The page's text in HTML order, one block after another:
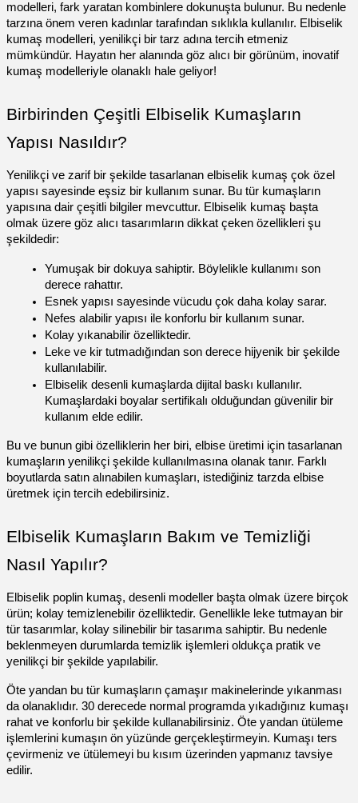
modelleri, fark yaratan kombinlere dokunuşta bulunur. Bu nedenle
tarzına önem veren kadınlar tarafından sıklıkla kullanılır. Elbiselik
kumaş modelleri, yenilikçi bir tarz adına tercih etmeniz
mümkündür. Hayatın her alanında göz alıcı bir görünüm, inovatif
kumaş modelleriyle olanaklı hale geliyor!
Birbirinden Çeşitli Elbiselik Kumaşların
Yapısı Nasıldır?
Yenilikçi ve zarif bir şekilde tasarlanan elbiselik kumaş çok özel
yapısı sayesinde eşsiz bir kullanım sunar. Bu tür kumaşların
yapısına dair çeşitli bilgiler mevcuttur. Elbiselik kumaş başta
olmak üzere göz alıcı tasarımların dikkat çeken özellikleri şu
şekildedir:
Yumuşak bir dokuya sahiptir. Böylelikle kullanımı son
derece rahattır.
Esnek yapısı sayesinde vücudu çok daha kolay sarar.
Nefes alabilir yapısı ile konforlu bir kullanım sunar.
Kolay yıkanabilir özelliktedir.
Leke ve kir tutmadığından son derece hijyenik bir şekilde
kullanılabilir.
Elbiselik desenli kumaşlarda dijital baskı kullanılır.
Kumaşlardaki boyalar sertifikalı olduğundan güvenilir bir
kullanım elde edilir.
Bu ve bunun gibi özelliklerin her biri, elbise üretimi için tasarlanan
kumaşların yenilikçi şekilde kullanılmasına olanak tanır. Farklı
boyutlarda satın alınabilen kumaşları, istediğiniz tarzda elbise
üretmek için tercih edebilirsiniz.
Elbiselik Kumaşların Bakım ve Temizliği
Nasıl Yapılır?
Elbiselik poplin kumaş, desenli modeller başta olmak üzere birçok
ürün; kolay temizlenebilir özelliktedir. Genellikle leke tutmayan bir
tür tasarımlar, kolay silinebilir bir tasarıma sahiptir. Bu nedenle
beklenmeyen durumlarda temizlik işlemleri oldukça pratik ve
yenilikçi bir şekilde yapılabilir.
Öte yandan bu tür kumaşların çamaşır makinelerinde yıkanması
da olanaklıdır. 30 derecede normal programda yıkadığınız kumaşı
rahat ve konforlu bir şekilde kullanabilirsiniz. Öte yandan ütüleme
işlemlerini kumaşın ön yüzünde gerçekleştirmeyin. Kumaşı ters
çevirmeniz ve ütülemeyi bu kısım üzerinden yapmanız tavsiye
edilir.